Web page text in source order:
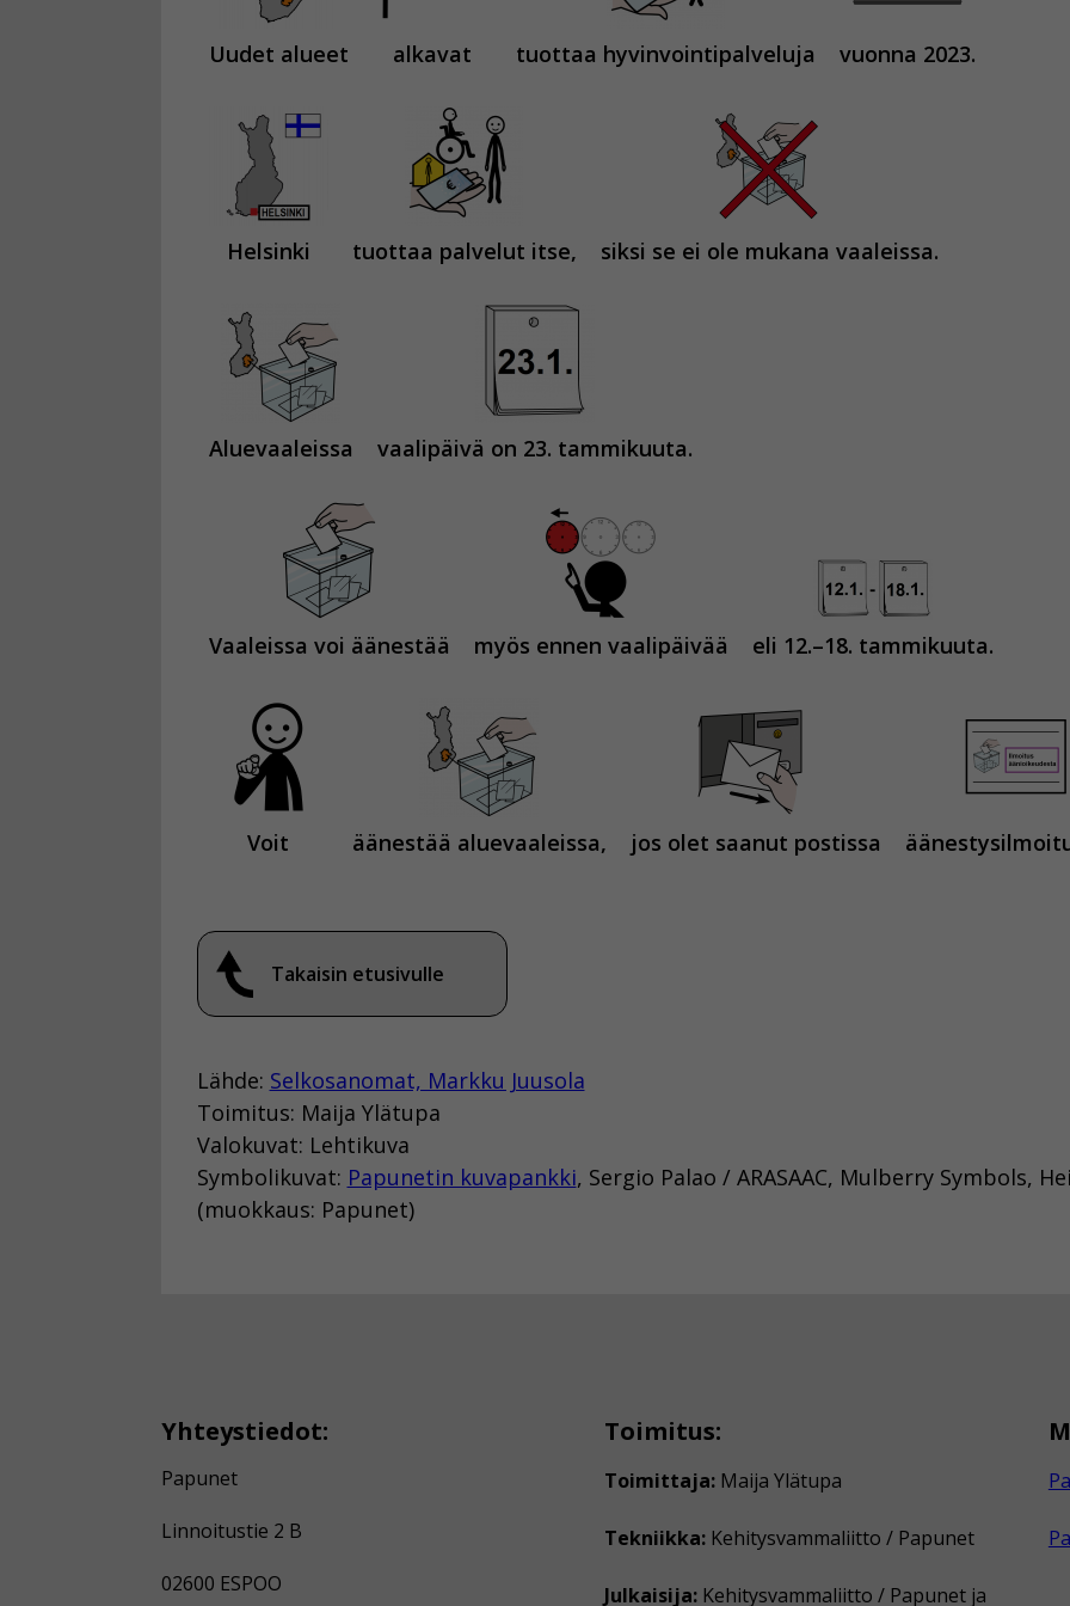
Uudet alueet alkavat tuottaa hyvinvointipalveluja vuonna 2023.
Helsinki tuottaa palvelut itse, siksi se ei ole mukana vaaleissa.
Aluevaaleissa vaalipäivä on 23. tammikuuta.
Vaaleissa voi äänestää myös ennen vaalipäivää eli 12.–18. tammikuuta.
Voit äänestää aluevaaleissa, jos olet saanut postissa
Takaisin etusivulle
Lähde: Selkosanomat, Markku Juusola
Toimitus: Maija Ylätupa
Valokuvat: Lehtikuva
Symbolikuvat: Papunetin kuvapankki, Sergio Palao / ARASAAC, Mulberry Symbols,
(muokkaus: Papunet)
Yhteystiedot:
Papunet
Linnoitustie 2 B
02600 ESPOO
Toimitus:
Toimittaja: Maija Ylätupa
Tekniikka: Kehitysvammaliitto / Papunet
Julkaisija: Kehitysvammaliitto / Papunet ja